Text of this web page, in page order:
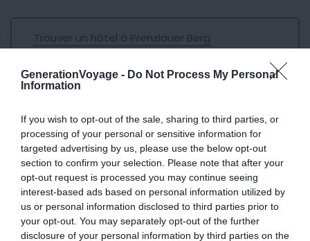
GenerationVoyage - Do Not Process My Personal
Information
If you wish to opt-out of the sale, sharing to third parties, or
processing of your personal or sensitive information for
targeted advertising by us, please use the below opt-out
section to confirm your selection. Please note that after your
opt-out request is processed you may continue seeing
interest-based ads based on personal information utilized by
us or personal information disclosed to third parties prior to
your opt-out. You may separately opt-out of the further
disclosure of your personal information by third parties on the
Trouver un hôtel à Prenzlauer Berg
Ku’Damm etCharlottenburg: les
plus bourgeois